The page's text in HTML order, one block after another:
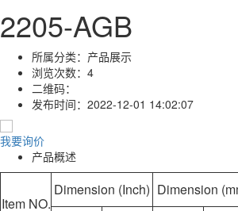
2205-AGB
所属分类： 产品展示
浏览次数： 4
二维码：
发布时间： 2022-12-01 14:02:07
我要询价
产品概述
Item NO.
Dimension (Inch) Dimension